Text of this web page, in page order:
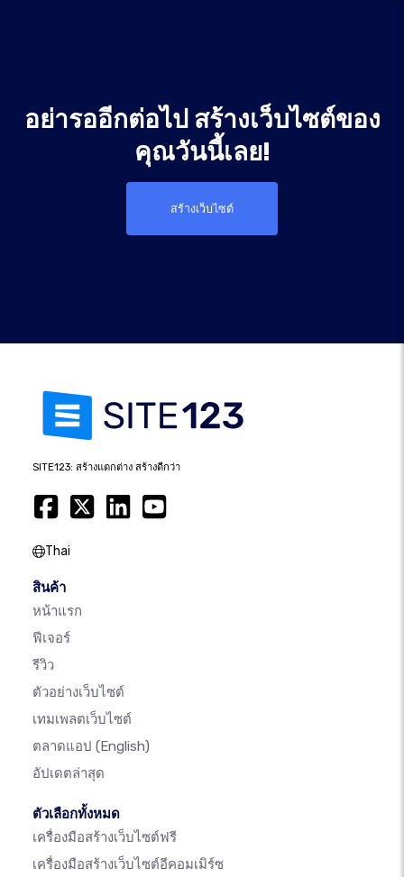
อย่ารออีกต่อไป สร้างเว็บไซต์ของ
คุณวันนี้เลย!
สร้างเว็บไซต์
SITE123: สร้างแตกต่าง สร้างดีกว่า
Thai
สินค้า
หน้าแรก
ฟีเจอร์
รีวิว
ตัวอย่างเว็บไซต์
เทมเพลตเว็บไซต์
ตลาดแอป (English)
อัปเดตล่าสุด
ตัวเลือกทั้งหมด
เครื่องมือสร้างเว็บไซต์ฟรี
เครื่องมือสร้างเว็บไซต์อีคอมเมิร์ซ